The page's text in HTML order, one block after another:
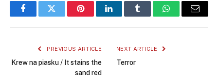
FacebookTwitter PinterestLinkedInTumblr WhatsAppEmail
PREVIOUS ARTICLE
Krew na piasku / It stains the
sand red
NEXT ARTICLE
Terror